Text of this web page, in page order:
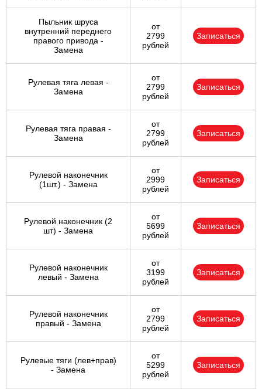
Пыльник шруса
внутренний переднего
правого привода -
Замена
от
2799
рублей
Записаться
Рулевая тяга левая -
Замена
от
2799
рублей
Записаться
Рулевая тяга правая -
Замена
от
2799
рублей
Записаться
Рулевой наконечник
(1шт.) - Замена
от
2999
рублей
Записаться
Рулевой наконечник (2
шт) - Замена
от
5699
рублей
Записаться
Рулевой наконечник
левый - Замена
от
3199
рублей
Записаться
Рулевой наконечник
правый - Замена
от
2799
рублей
Записаться
Рулевые тяги (лев+прав)
- Замена
от
5299
рублей
Записаться